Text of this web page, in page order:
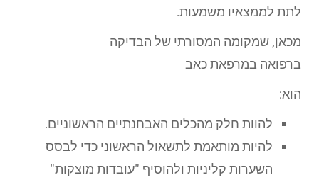
לתת לממצאיו משמעות.
מכאן, שמקומה המסורתי של הבדיקה
ברפואה במרפאת כאב
הוא:
להוות חלק מהכלים האבחנתיים הראשוניים.
להיות מותאמת לתשאול הראשוני כדי לבסס
השערות קליניות ולהוסיף "עובדות מוצקות"